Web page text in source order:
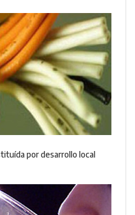
por desarrollo local